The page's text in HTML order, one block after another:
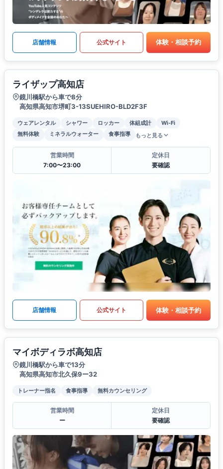
店舗情報 公式サイト 体験・相談予約
ライザップ高知店
鏡川橋駅から車で8分
高知県高知市堺町3-13SUEHIRO-BLD2F3F
ウェアレンタル シャワー ロッカー 体組成計
Wi-Fi
無料体験
ミネラルウォーター 食事指導 もっと見る
営業時間
7:00〜23:00
定休日
要確認
店舗情報 公式サイト 体験・相談予約
マイボディラボ高知店
鏡川橋駅から車で13分
高知県高知市北久保9ー32
トレーナー指名 食事指導 無料カウンセリング
営業時間
ー
定休日
要確認